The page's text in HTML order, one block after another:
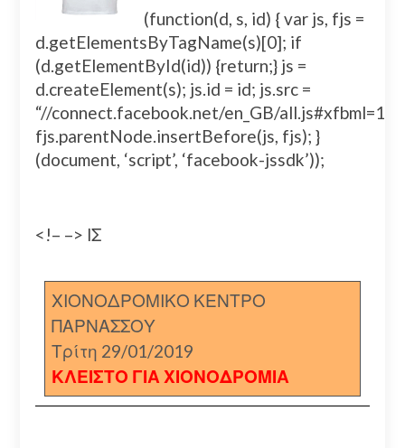
(function(d, s, id) { var js, fjs =
d.getElementsByTagName(s)[0]; if
(d.getElementById(id)) {return;} js =
d.createElement(s); js.id = id; js.src =
“//connect.facebook.net/en_GB/
fjs.parentNode.insertBefore(js, fjs); }
(document, ‘script’, ‘facebook-jssdk’));
<!– –> ΙΣ
ΧΙΟΝΟΔΡΟΜΙΚΟ ΚΕΝΤΡΟ
ΠΑΡΝΑΣΣΟΥ
Τρίτη 29/01/2019
ΚΛΕΙΣΤΟ ΓΙΑ ΧΙΟΝΟΔΡΟΜΙΑ